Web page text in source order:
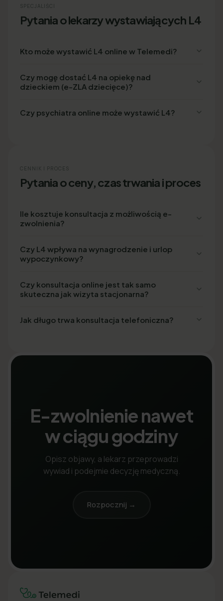
SPECJALIŚCI
Pytania o lekarzy wystawiających L4
Kto może wystawić L4 online w Telemedi?
Czy mogę dostać L4 na opiekę nad
dzieckiem (e-ZLA dziecięce)?
Czy psychiatra online może wystawić L4?
CENNIK I PROCES
Pytania o ceny, czas trwania i proces
Ile kosztuje konsultacja z możliwością e-
zwolnienia?
Czy L4 wpływa na wynagrodzenie i urlop
wypoczynkowy?
Czy konsultacja online jest tak samo
skuteczna jak wizyta stacjonarna?
Jak długo trwa konsultacja telefoniczna?
E-zwolnienie nawet
w ciągu godziny
Opisz objawy, a lekarz przeprowadzi
wywiad i podejmie decyzję medyczną.
Rozpocznij →